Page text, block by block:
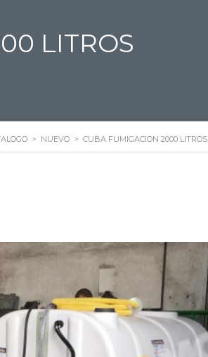
LITROS
> NUEVO > CUBA FUMIGACION 2000 LITROS